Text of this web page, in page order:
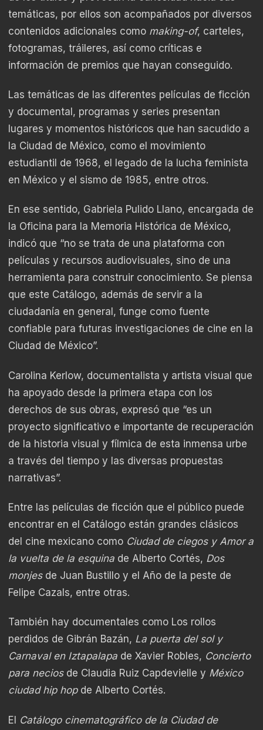
temáticas, por ellos son acompañados por diversos
contenidos adicionales como making-of, carteles,
fotogramas, tráileres, así como críticas e
información de premios que hayan conseguido.
Las temáticas de las diferentes películas de ficción
y documental, programas y series presentan
lugares y momentos históricos que han sacudido a
la Ciudad de México, como el movimiento
estudiantil de 1968, el legado de la lucha feminista
en México y el sismo de 1985, entre otros.
En ese sentido, Gabriela Pulido Llano, encargada de
la Oficina para la Memoria Histórica de México,
indicó que “no se trata de una plataforma con
películas y recursos audiovisuales, sino de una
herramienta para construir conocimiento. Se piensa
que este Catálogo, además de servir a la
ciudadanía en general, funge como fuente
confiable para futuras investigaciones de cine en la
Ciudad de México”.
Carolina Kerlow, documentalista y artista visual que
ha apoyado desde la primera etapa con los
derechos de sus obras, expresó que “es un
proyecto significativo e importante de recuperación
de la historia visual y fílmica de esta inmensa urbe
a través del tiempo y las diversas propuestas
narrativas”.
Entre las películas de ficción que el público puede
encontrar en el Catálogo están grandes clásicos
del cine mexicano como Ciudad de ciegos y Amor a
la vuelta de la esquina de Alberto Cortés, Dos
monjesde Juan Bustillo y el Año de la peste de
Felipe Cazals, entre otras.
También hay documentales como Los rollos
perdidos de Gibrán Bazán, La puerta del sol y
Carnaval en Iztapalapa de Xavier Robles, Concierto
para neciosde Claudia Ruiz Capdevielle y México
ciudad hip hopde Alberto Cortés.
El Catálogo cinematográfico de la Ciudad de